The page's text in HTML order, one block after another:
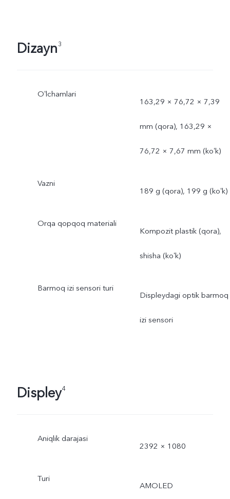
Dizayn3
Oʻlchamlari
163,29 × 76,72 × 7,39
mm (qora), 163,29 ×
76,72 × 7,67 mm (koʻk)
Vazni
189 g (qora), 199 g (koʻk)
Orqa qopqoq materiali
Kompozit plastik (qora),
shisha (koʻk)
Barmoq izi sensori turi
Displeydagi optik barmoq
izi sensori
Displey4
Aniqlik darajasi
2392 × 1080
Turi
AMOLED